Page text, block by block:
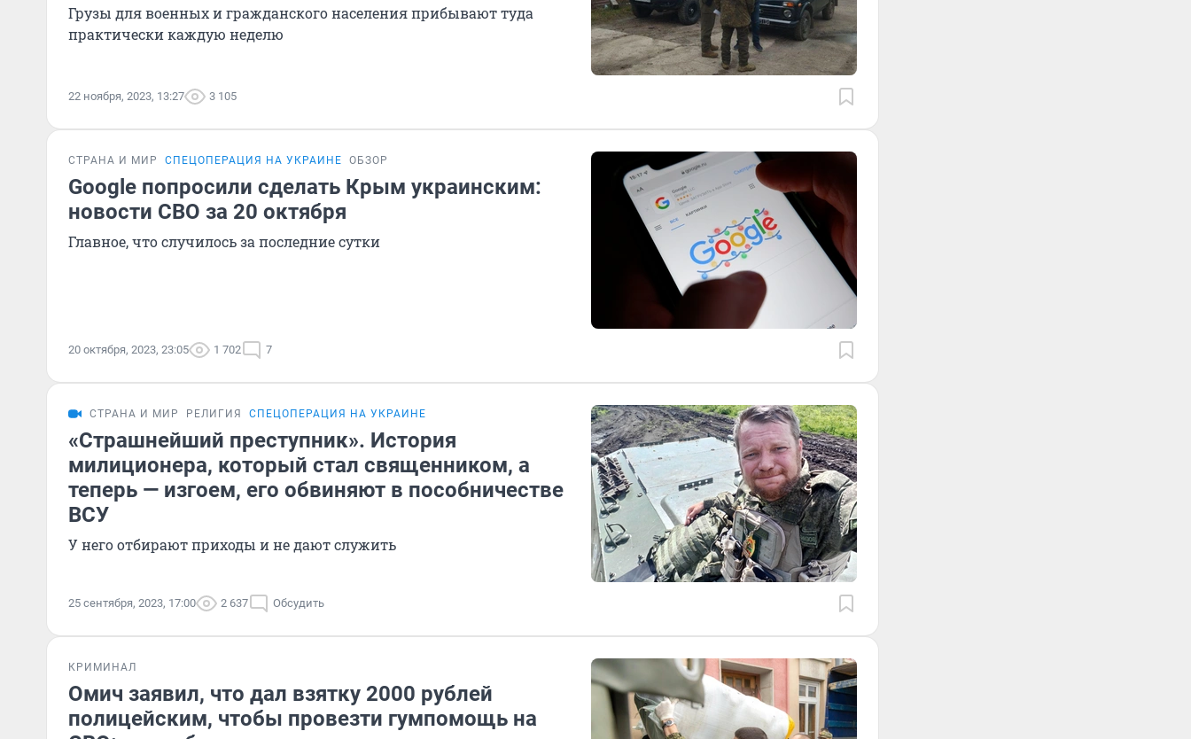
Грузы для военных и гражданского населения прибывают туда
практически каждую неделю
22 ноября, 2023, 13:27 3 105
СТРАНА И МИР СПЕЦОПЕРАЦИЯ НА УКРАИНЕ ОБЗОР
Google попросили сделать Крым украинским:
новости СВО за 20 октября
Главное, что случилось за последние сутки
20 октября, 2023, 23:05 1 702 7
СТРАНА И МИР РЕЛИГИЯ СПЕЦОПЕРАЦИЯ НА УКРАИНЕ
«Страшнейший преступник». История
милиционера, который стал священником, а
теперь — изгоем, его обвиняют в пособничестве
ВСУ
У него отбирают приходы и не дают служить
25 сентября, 2023, 17:00 2 637 Обсудить
КРИМИНАЛ
Омич заявил, что дал взятку 2000 рублей
полицейским, чтобы провезти гумпомощь на